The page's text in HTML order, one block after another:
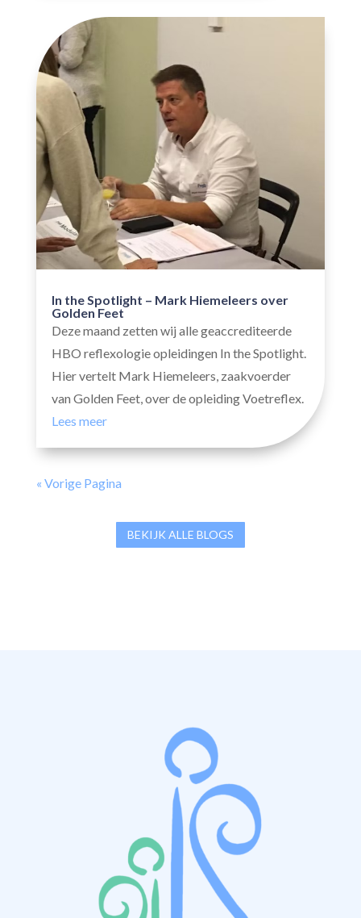
In the Spotlight – Mark Hiemeleers over
Golden Feet
Deze maand zetten wij alle geaccrediteerde
HBO reflexologie opleidingen In the Spotlight.
Hier vertelt Mark Hiemeleers, zaakvoerder
van Golden Feet, over de opleiding Voetreflex.
Lees meer
« Vorige Pagina
BEKIJK ALLE BLOGS